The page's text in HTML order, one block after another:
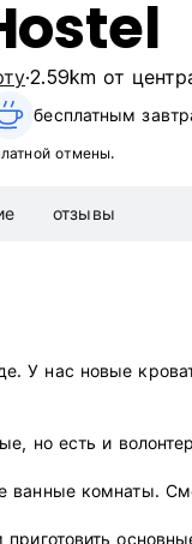
2.59km от
бесплатным
отмены.
отзывы
У нас новые
но есть и
ванные комнаты.